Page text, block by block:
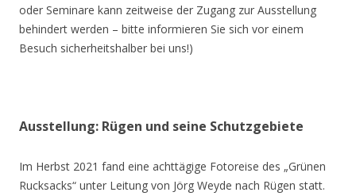
oder Seminare kann zeitweise der Zugang zur Ausstellung
behindert werden – bitte informieren Sie sich vor einem
Besuch sicherheitshalber bei uns!)
Ausstellung: Rügen und seine Schutzgebiete
Im Herbst 2021 fand eine achttägige Fotoreise des „Grünen
Rucksacks“ unter Leitung von Jörg Weyde nach Rügen statt.